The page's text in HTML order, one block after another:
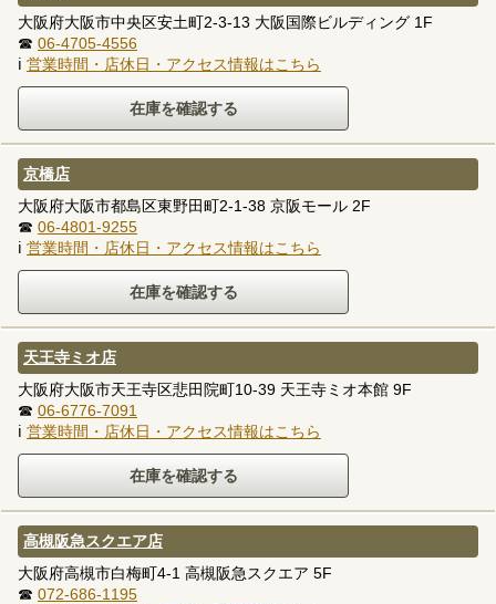
大阪府大阪市中央区安土町2-3-13 大阪国際ビルディング 1F
☎ 06-4705-4556
ℹ 営業時間・店休日・アクセス情報はこちら
京橋店
大阪府大阪市都島区東野田町2-1-38 京阪モール 2F
☎ 06-4801-9255
ℹ 営業時間・店休日・アクセス情報はこちら
天王寺ミオ店
大阪府大阪市天王寺区悲田院町10-39 天王寺ミオ本館 9F
☎ 06-6776-7091
ℹ 営業時間・店休日・アクセス情報はこちら
高槻阪急スクエア店
大阪府高槻市白梅町4-1 高槻阪急スクエア 5F
☎ 072-686-1195